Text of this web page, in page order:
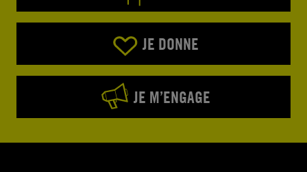
JE DONNE
JE M’ENGAGE